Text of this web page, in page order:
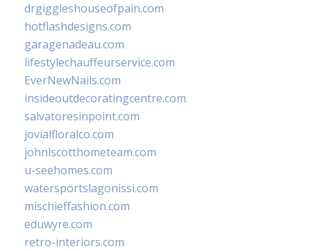
drgiggleshouseofpain.com
hotflashdesigns.com
garagenadeau.com
lifestylechauffeurservice.com
EverNewNails.com
insideoutdecoratingcentre.com
salvatoresinpoint.com
jovialfloralco.com
johnlscotthometeam.com
u-seehomes.com
watersportslagonissi.com
mischieffashion.com
eduwyre.com
retro-interiors.com